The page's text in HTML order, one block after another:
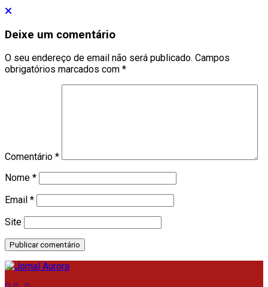
Deixe um comentário
O seu endereço de email não será publicado. Campos
obrigatórios marcados com *
Comentário *
Nome *
Email *
Site